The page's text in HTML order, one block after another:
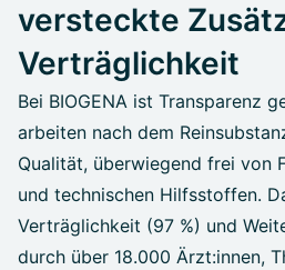
versteckte
Verträglichkeit
Bei BIOGENA ist Transparenz
arbeiten nach dem
Qualität, überwiegend frei von
und technischen Hilfsstoffen.
Verträglichkeit (97 %) und
durch über 18.000 Ärzt:innen,